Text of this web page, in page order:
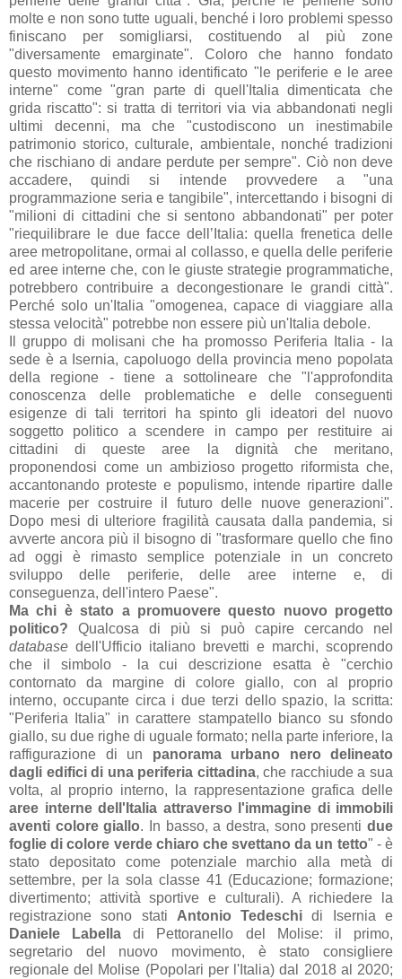
molte e non sono tutte uguali, benché i loro problemi spesso
finiscano per somigliarsi, costituendo al più zone
"diversamente emarginate". Coloro che hanno fondato
questo movimento hanno identificato " le periferie e le aree
interne" come "gran parte di quell'Italia dimenticata che
grida riscatto": si tratta di territori via via abbandonati negli
ultimi decenni, ma che "custodiscono un inestimabile
patrimonio storico, culturale, ambientale, nonché tradizioni
che rischiano di andare perdute per sempre". Ciò non deve
accadere, quindi si intende provvedere a "una
programmazione seria e tangibile", intercettando i bisogni di
"milioni di cittadini che si sentono abbandonati" per poter
"riequilibrare le due facce dell’Italia: quella frenetica delle
aree metropolitane, ormai al collasso, e quella delle periferie
ed aree interne che, con le giuste strategie programmatiche,
potrebbero contribuire a decongestionare le grandi città".
Perché solo un' Italia "omogenea, capace di viaggiare alla
stessa velocità" potrebbe non essere più un'Italia debole.
Il gruppo di molisani che ha promosso Periferia Italia - la
sede è a Isernia, capoluogo della provincia meno popolata
della regione - tiene a sottolineare che "l'approfondita
conoscenza delle problematiche e delle conseguenti
esigenze di tali territori ha spinto gli ideatori del nuovo
soggetto politico a scendere in campo per restituire ai
cittadini di queste aree la dignità che meritano,
proponendosi come un ambizioso progetto riformista che,
accantonando proteste e populismo, intende ripartire dalle
macerie per costruire il futuro delle nuove generazioni".
Dopo mesi di ulteriore fragilità causata dalla pandemia, si
avverte ancora più il bisogno di "trasformare quello che fino
ad oggi è rimasto semplice potenziale in un concreto
sviluppo delle periferie, delle aree interne e, di
conseguenza, dell'intero Paese".
Ma chi è stato a promuovere questo nuovo progetto
politico? Qualcosa di più si può capire cercando nel
database dell'Ufficio italiano brevetti e marchi, scoprendo
che il simbolo - la cui descrizione esatta è "cerchio
contornato da margine di colore giallo, con al proprio
interno, occupante circa i due terzi dello spazio, la scritta:
"Periferia Italia" in carattere stampatello bianco su sfondo
giallo, su due righe di uguale formato; nella parte inferiore, la
raffigurazione di un panorama urbano nero delineato
dagli edifici di una periferia cittadina, che racchiude a sua
volta, al proprio interno, la rappresentazione grafica delle
aree interne dell'Italia attraverso l'immagine di immobili
aventi colore giallo. In basso, a destra, sono presentidue
foglie di colore verde chiaro che svettano da un tetto" - è
stato depositato come potenziale marchio alla metà di
settembre, per la sola classe 41 (Educazione; formazione;
divertimento; attività sportive e culturali). A richiedere la
registrazione sono stati Antonio Tedeschi di Isernia e
Daniele Labella di Pettoranello del Molise: il primo,
segretario del nuovo movimento, è stato consigliere
regionale del Molise (Popolari per l'Italia) dal 2018 al 2020;